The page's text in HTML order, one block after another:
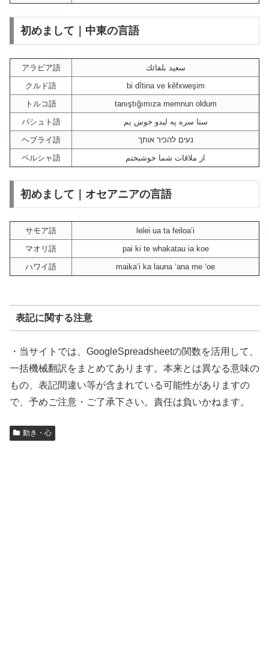
初めまして｜中東の言語
アラビア語
سعيد بلقائك
クルド語
bi dîtina ve kêfxweşim
トルコ語
tanıştığımıza memnun oldum
パシュト語
ستا سره په لیدو خوښ یم
ヘブライ語
נעים להכיר אותך
ペルシャ語
از ملاقات شما خوشبختم
初めまして｜オセアニアの言語
サモア語
lelei ua ta feiloa’i
マオリ語
pai ki te whakatau ia koe
ハワイ語
maikaʻi ka launa ʻana me ʻoe
表記に関する注意
・当サイトでは、GoogleSpreadsheetの関数を活用して、
一括機械翻訳をまとめてあります。本来とは異なる意味の
もの、表記間違い等が含まれている可能性がありますの
で、予めご注意・ご了承下さい。責任は負いかねます。
動き・心